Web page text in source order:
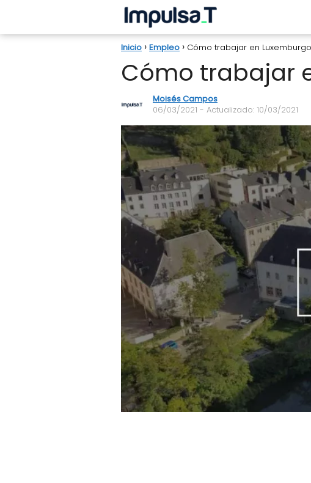
Inicio Empleo Cómo trabajar en Luxemburgo
Cómo trabajar
Moisés Campos
06/03/2021 - Actualizado: 10/03/2021